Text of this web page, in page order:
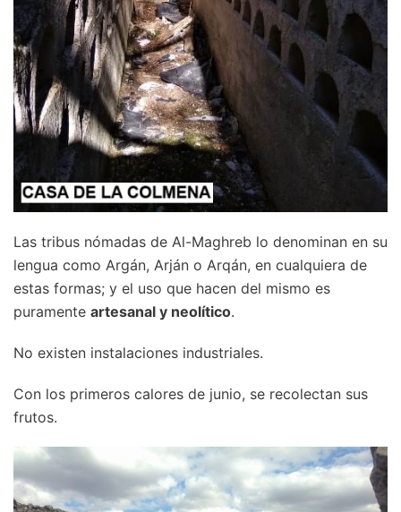
Las tribus nómadas de Al-Maghreb lo denominan en su
lengua como Argán, Arján o Arqán, en cualquiera de
estas formas; y el uso que hacen del mismo es
puramente artesanal y neolítico.
No existen instalaciones industriales.
Con los primeros calores de junio, se recolectan sus
frutos.